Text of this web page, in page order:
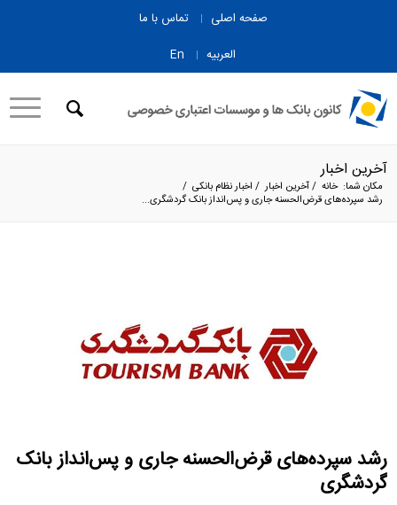
صفحه اصلی
تماس با ما
العربیه
En
آخرین اخبار
مکان شما: خانه /آخرین اخبار / اخبار نظام بانکی /
رشد سپرده‌های قرض‌الحسنه جاری و پس‌انداز بانک گردشگری...
رشد سپرده‌های قرض‌الحسنه جاری و پس‌انداز بانک
گردشگری